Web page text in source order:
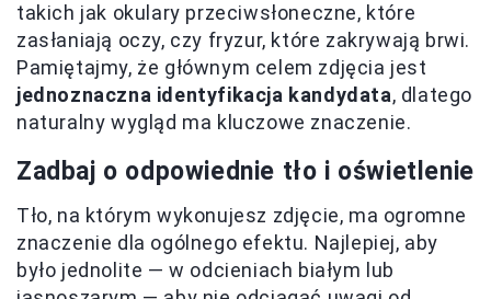
takich jak okulary przeciwsłoneczne, które
zasłaniają oczy, czy fryzur, które zakrywają brwi.
Pamiętajmy, że głównym celem zdjęcia jest
jednoznaczna identyfikacja kandydata, dlatego
naturalny wygląd ma kluczowe znaczenie.
Zadbaj o odpowiednie tło i oświetlenie
Tło, na którym wykonujesz zdjęcie, ma ogromne
znaczenie dla ogólnego efektu. Najlepiej, aby
było jednolite — w odcieniach białym lub